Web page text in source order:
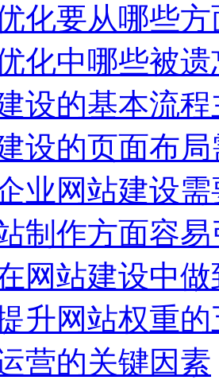
化要从哪些
化中哪些被
设的基本流
设的页面布
业网站建设
制作方面容
网站建设中
升网站权重
营的关键因素